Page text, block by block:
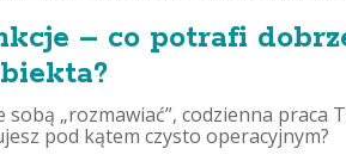
– co potrafi
sobą „rozmawiać”, codzienna praca
pod kątem czysto operacyjnym?